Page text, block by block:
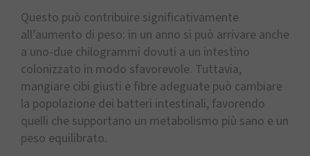
Questo può contribuire significativamente
all’aumento di peso: in un anno si può arrivare anche
a uno-due chilogrammi dovuti a un intestino
colonizzato in modo sfavorevole. Tuttavia,
mangiare cibi giusti e fibre adeguate può cambiare
la popolazione dei batteri intestinali, favorendo
quelli che supportano un metabolismo più sano e un
peso equilibrato.